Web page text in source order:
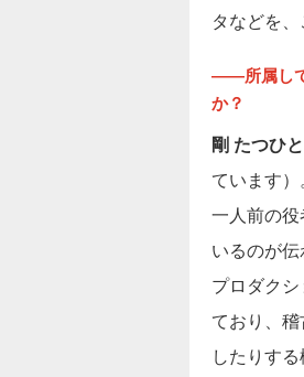
タなどを
――所属して
か？
剛 たつひ
ています）
一人前の
いるのが伝
プロダク
ており、
したりす